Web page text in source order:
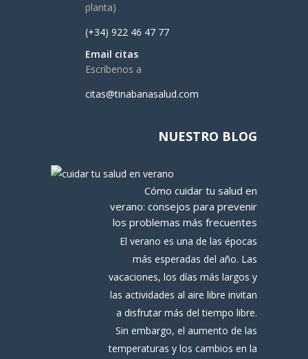
planta)
(+34) 922 46 47 77
Email citas
Escríbenos a
citas@tinabanasalud.com
NUESTRO BLOG
Cómo cuidar tu salud en
verano: consejos para prevenir
los problemas más frecuentes
El verano es una de las épocas
más esperadas del año. Las
vacaciones, los días más largos y
las actividades al aire libre invitan
a disfrutar más del tiempo libre.
Sin embargo, el aumento de las
temperaturas y los cambios en la